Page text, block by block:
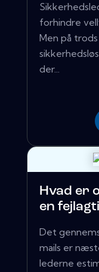
forhindre
Men på
der...
Hvad er
en
Det
mails er
lederne